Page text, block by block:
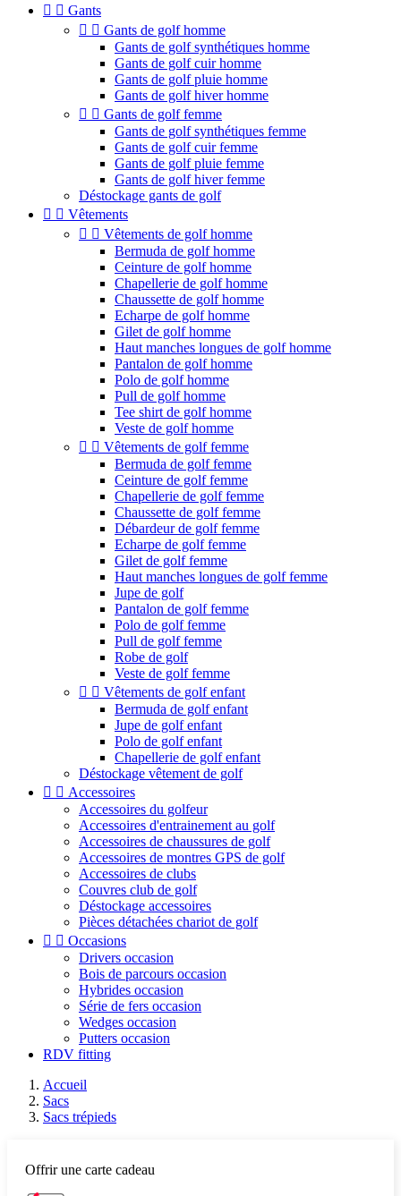
  Gants
  Gants de golf homme
Gants de golf synthétiques homme
Gants de golf cuir homme
Gants de golf pluie homme
Gants de golf hiver homme
  Gants de golf femme
Gants de golf synthétiques femme
Gants de golf cuir femme
Gants de golf pluie femme
Gants de golf hiver femme
Déstockage gants de golf
  Vêtements
  Vêtements de golf homme
Bermuda de golf homme
Ceinture de golf homme
Chapellerie de golf homme
Chaussette de golf homme
Echarpe de golf homme
Gilet de golf homme
Haut manches longues de golf homme
Pantalon de golf homme
Polo de golf homme
Pull de golf homme
Tee shirt de golf homme
Veste de golf homme
  Vêtements de golf femme
Bermuda de golf femme
Ceinture de golf femme
Chapellerie de golf femme
Chaussette de golf femme
Débardeur de golf femme
Echarpe de golf femme
Gilet de golf femme
Haut manches longues de golf femme
Jupe de golf
Pantalon de golf femme
Polo de golf femme
Pull de golf femme
Robe de golf
Veste de golf femme
  Vêtements de golf enfant
Bermuda de golf enfant
Jupe de golf enfant
Polo de golf enfant
Chapellerie de golf enfant
Déstockage vêtement de golf
  Accessoires
Accessoires du golfeur
Accessoires d'entrainement au golf
Accessoires de chaussures de golf
Accessoires de montres GPS de golf
Accessoires de clubs
Couvres club de golf
Déstockage accessoires
Pièces détachées chariot de golf
  Occasions
Drivers occasion
Bois de parcours occasion
Hybrides occasion
Série de fers occasion
Wedges occasion
Putters occasion
RDV fitting
Accueil
Sacs
Sacs trépieds
Offrir une carte cadeau